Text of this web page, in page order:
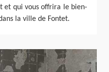
et qui vous offrira le bien-
la ville de Fontet.